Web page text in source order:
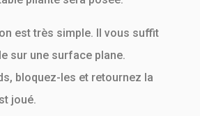
est très simple. Il vous suffit
sur une surface plane.
bloquez-les et retournez la
joué.